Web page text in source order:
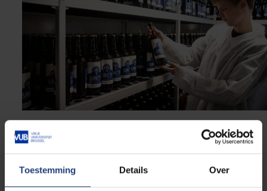
Toestemming Details Over
Fast track: Van bier tot
biotech